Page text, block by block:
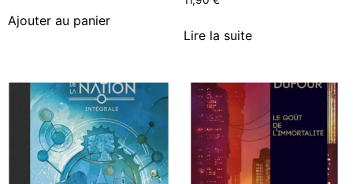
Ajouter au panier
Lire la suite